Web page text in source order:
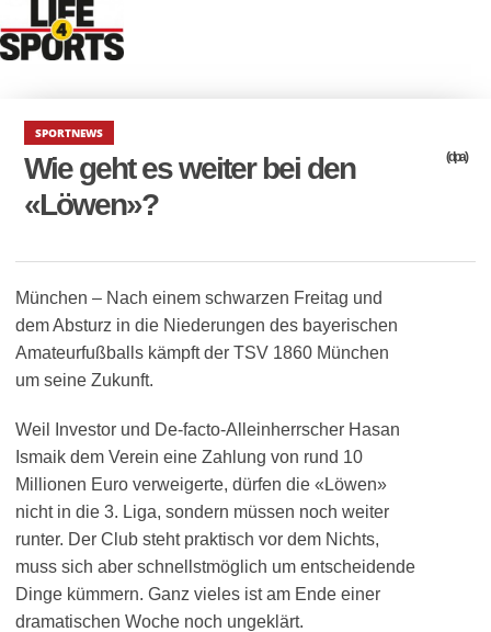
SPORTNEWS
Wie geht es weiter bei den
«Löwen»?
(dpa)
München – Nach einem schwarzen Freitag und
dem Absturz in die Niederungen des bayerischen
Amateurfußballs kämpft der TSV 1860 München
um seine Zukunft.
Weil Investor und De-facto-Alleinherrscher Hasan
Ismaik dem Verein eine Zahlung von rund 10
Millionen Euro verweigerte, dürfen die «Löwen»
nicht in die 3. Liga, sondern müssen noch weiter
runter. Der Club steht praktisch vor dem Nichts,
muss sich aber schnellstmöglich um entscheidende
Dinge kümmern. Ganz vieles ist am Ende einer
dramatischen Woche noch ungeklärt.